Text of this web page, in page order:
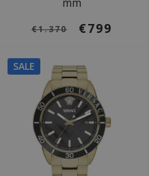
€1.370 €799
SALE